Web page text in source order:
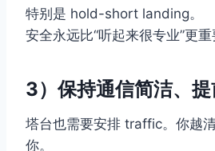
特别是 hold-short landing。
安全永远比“听起来很专业”更重
3）保持通信简洁、提
塔台也需要安排 traffic。你越
你。